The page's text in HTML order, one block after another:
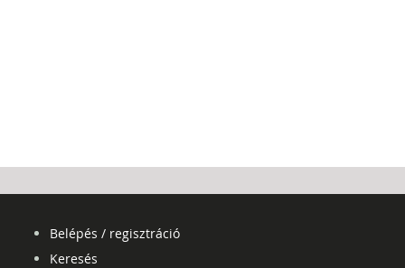
Belépés / regisztráció
Keresés